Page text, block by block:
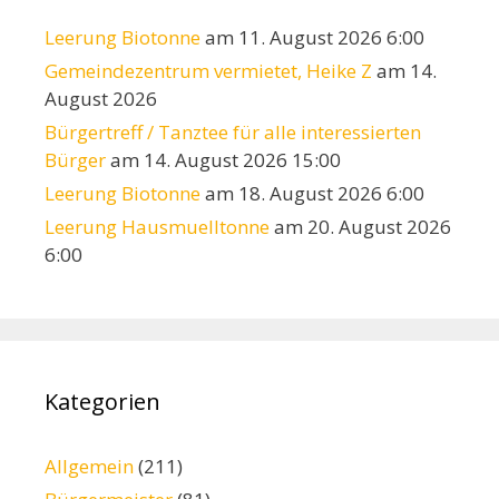
Leerung Biotonneam 11. August 2026 6:00
Gemeindezentrum vermietet, Heike Z am 14.
August 2026
Bürgertreff / Tanztee für alle interessierten
Bürgeram 14. August 2026 15:00
Leerung Biotonneam 18. August 2026 6:00
Leerung Hausmuelltonneam 20. August 2026
6:00
Kategorien
Allgemein(211)